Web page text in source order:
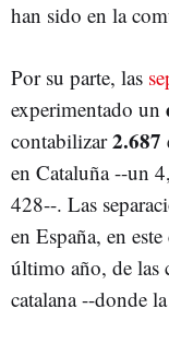
han sido en la
Por su parte, las
experimentado un
contabilizar2.687
en Cataluña --un
428--. Las
en España, en
último año, de las
catalana --donde